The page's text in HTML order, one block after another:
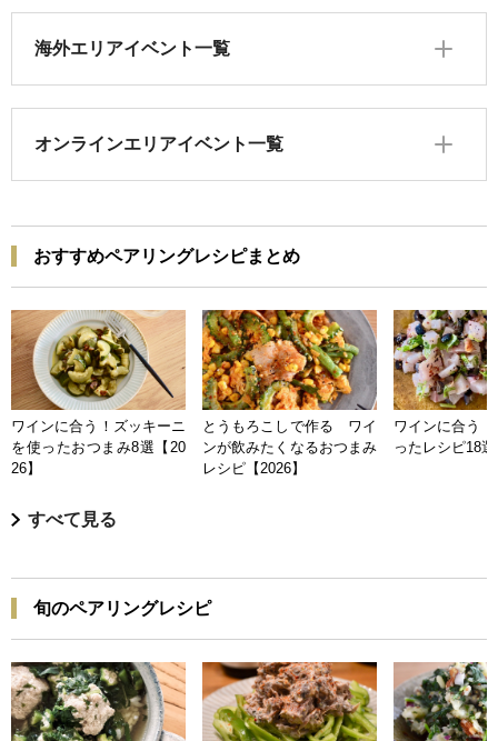
海外エリアイベント一覧
オンラインエリアイベント一覧
おすすめペアリングレシピまとめ
ワインに合う！ズッキーニ
を使ったおつまみ8選【20
26】
とうもろこしで作る ワイ
ンが飲みたくなるおつまみ
レシピ【2026】
ワインに合う
ったレシピ18
すべて見る
旬のペアリングレシピ